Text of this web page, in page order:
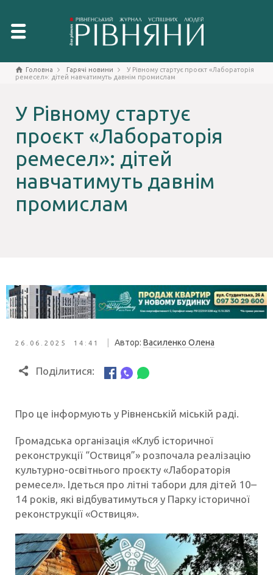
Головна Гарячі новини
У Рівному стартує проєкт «Лабораторія
ремесел»: дітей навчатимуть давнім промислам
У Рівному стартує
проєкт «Лабораторія
ремесел»: дітей
навчатимуть давнім
промислам
26.06.2025 14:41 Автор: Василенко Олена
Поділитися:
Про це інформують у Рівненській міській раді.
Громадська організація «Клуб історичної
реконструкції “Оствиця”» розпочала реалізацію
культурно-освітнього проєкту «Лабораторія
ремесел». Ідеться про літні табори для дітей 10–
14 років, які відбуватимуться у Парку історичної
реконструкції «Оствиця».